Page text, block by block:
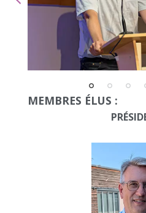
MEMBRES ÉLUS :